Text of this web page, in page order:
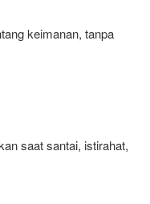
keimanan, tanpa
saat santai, istirahat,